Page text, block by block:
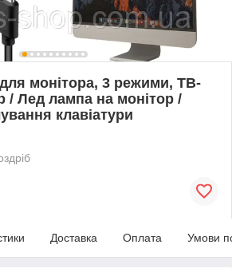
монітора, 3 режими, TB-
/ Лед лампа на монітор /
клавіатури
Доставка Оплата Умови